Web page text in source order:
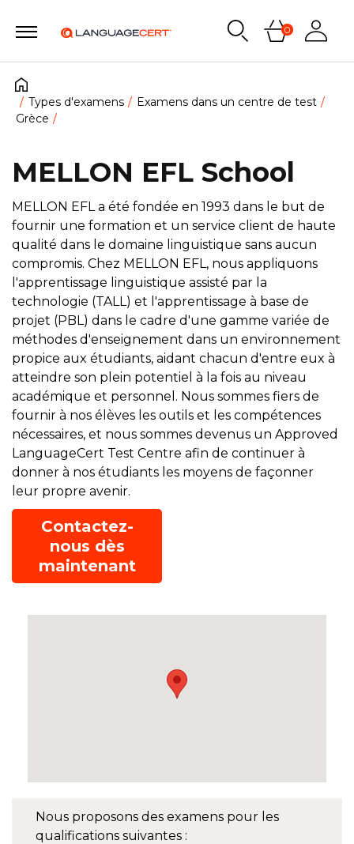
0
Types d'examens
Examens dans un centre de test
Grèce
Nous proposons des examens pour les
qualifications suivantes :
MELLON EFL School
MELLON EFL a été fondée en 1993 dans le but de
fournir une formation et un service client de haute
qualité dans le domaine linguistique sans aucun
compromis. Chez MELLON EFL, nous appliquons
l'apprentissage linguistique assisté par la
technologie (TALL) et l'apprentissage à base de
projet (PBL) dans le cadre d'une gamme variée de
méthodes d'enseignement dans un environnement
propice aux étudiants, aidant chacun d'entre eux à
atteindre son plein potentiel à la fois au niveau
académique et personnel. Nous sommes fiers de
fournir à nos élèves les outils et les compétences
nécessaires, et nous sommes devenus un Approved
LanguageCert Test Centre afin de continuer à
donner à nos étudiants les moyens de façonner
leur propre avenir.
Contactez-
nous dès
maintenant